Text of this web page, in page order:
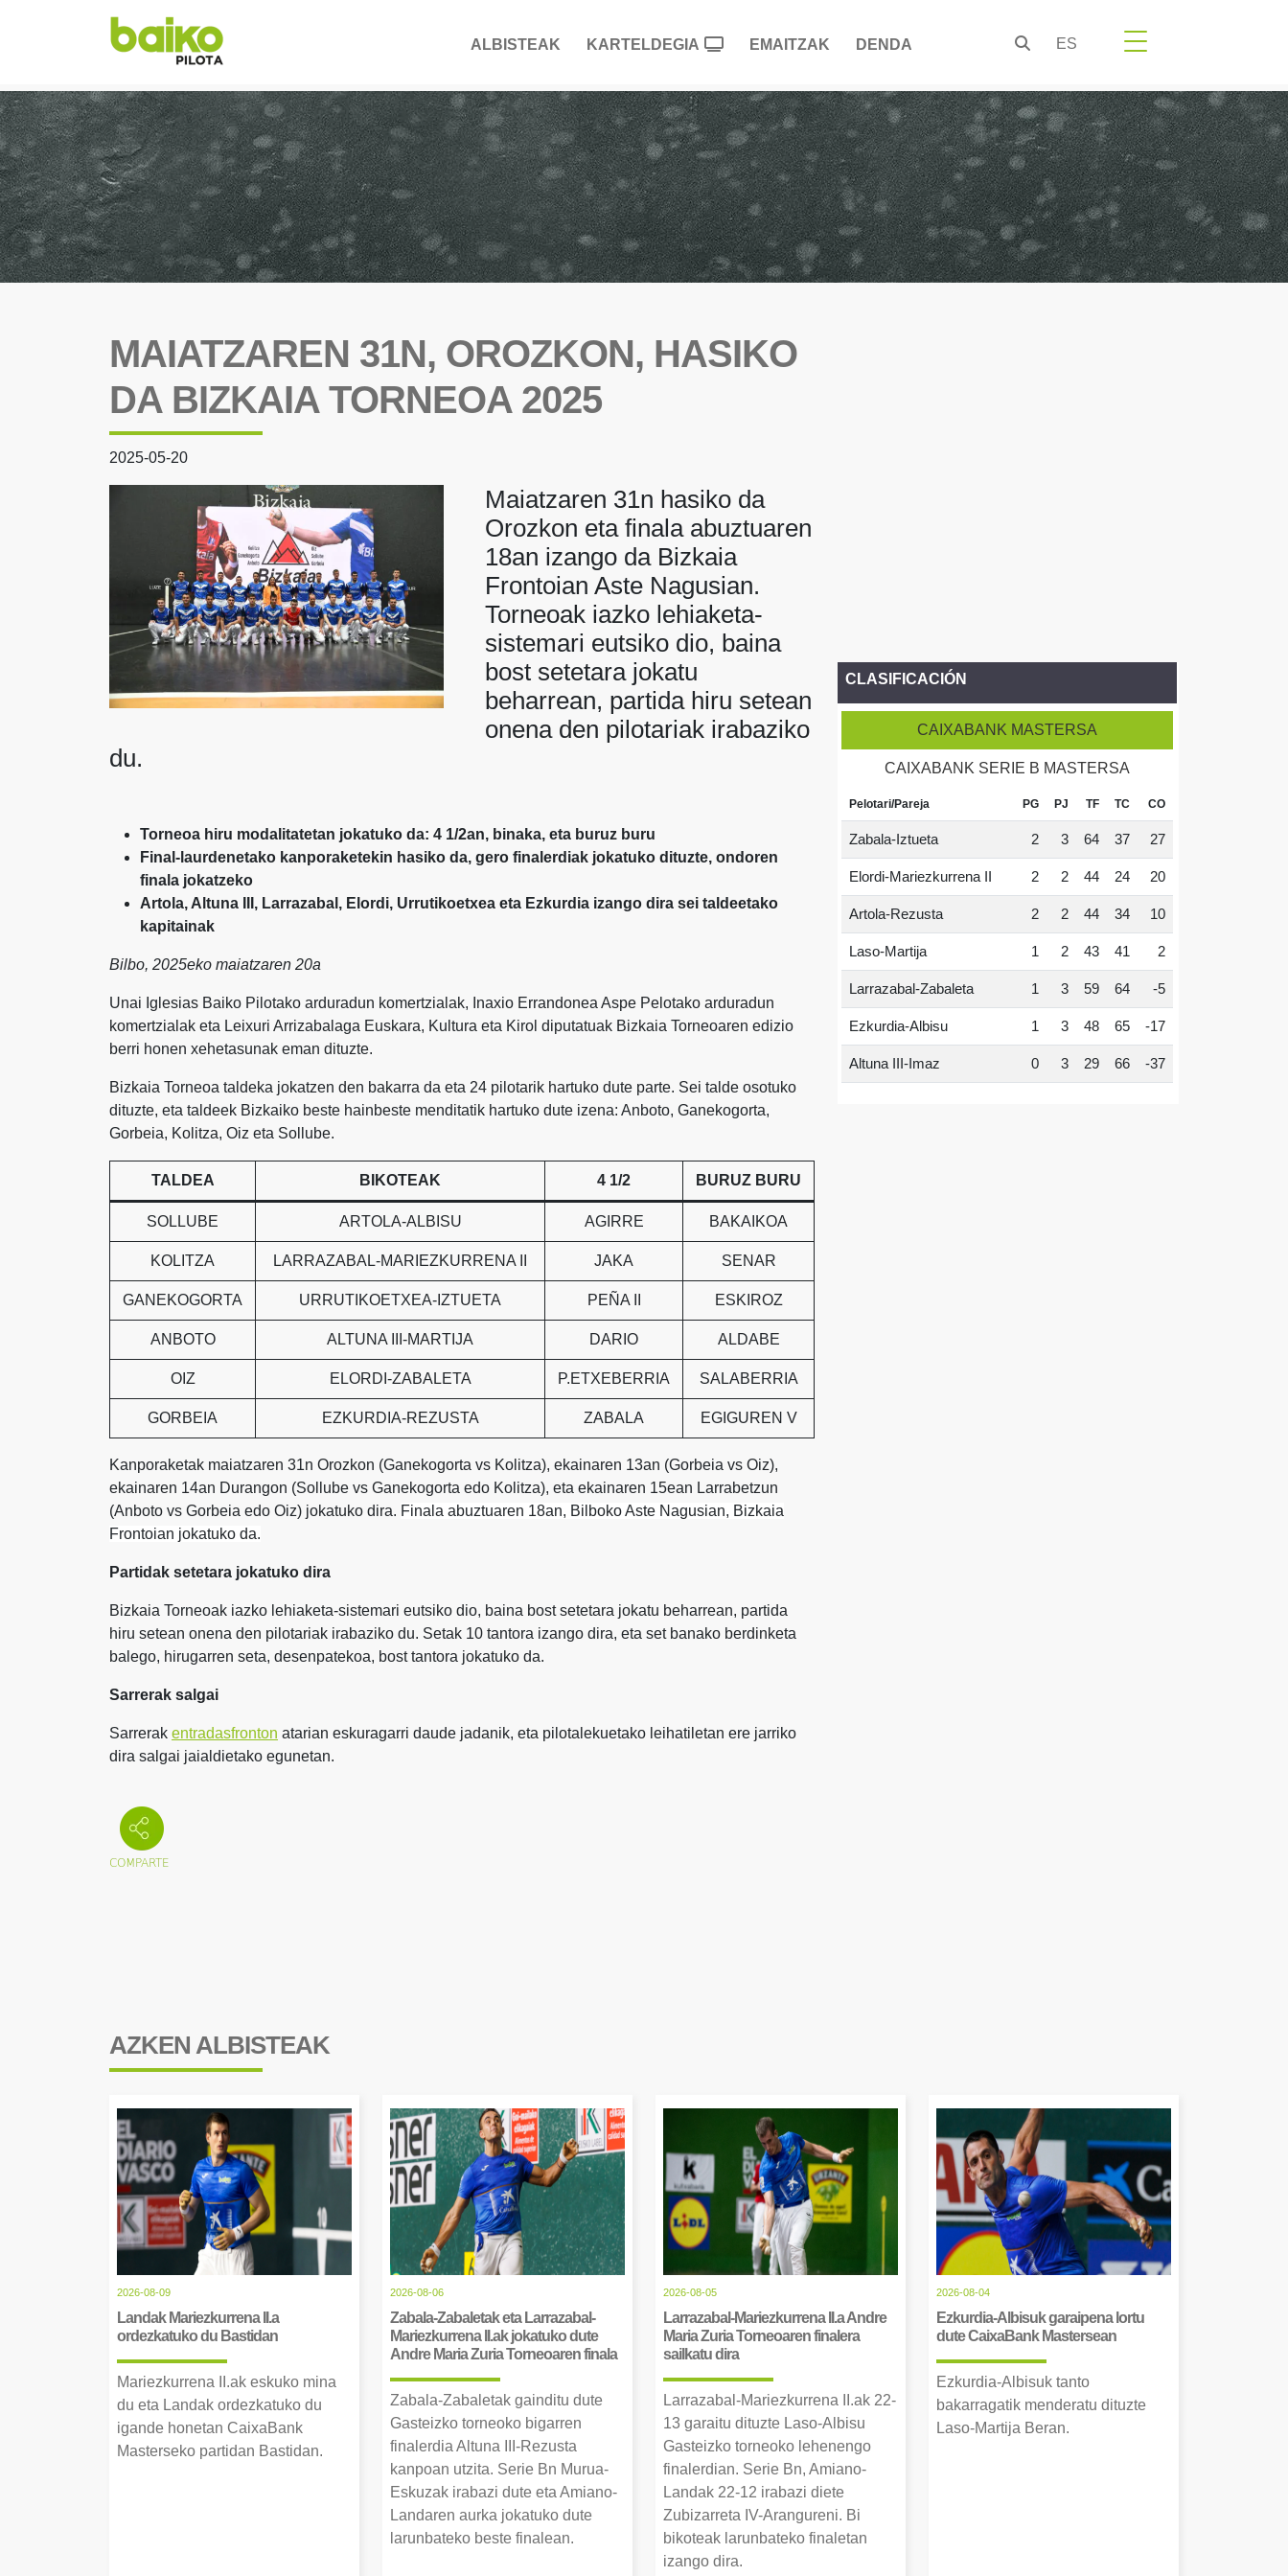
ALBISTEAK KARTELDEGIA EMAITZAK DENDA ES
MAIATZAREN 31N, OROZKON, HASIKO
DA BIZKAIA TORNEOA 2025
2025-05-20
Maiatzaren 31n hasiko da
Orozkon eta finala abuztuaren
18an izango da Bizkaia
Frontoian Aste Nagusian.
Torneoak iazko lehiaketa-
sistemari eutsiko dio, baina
bost setetara jokatu
beharrean, partida hiru setean
onena den pilotariak irabaziko
du.
Torneoa hiru modalitatetan jokatuko da: 4 1/2an, binaka, eta buruz buru
Final-laurdenetako kanporaketekin hasiko da, gero finalerdiak jokatuko dituzte, ondoren
finala jokatzeko
Artola, Altuna III, Larrazabal, Elordi, Urrutikoetxea eta Ezkurdia izango dira sei taldeetako
kapitainak
Bilbo, 2025eko maiatzaren 20a
Unai Iglesias Baiko Pilotako arduradun komertzialak, Inaxio Errandonea Aspe Pelotako arduradun
komertzialak eta Leixuri Arrizabalaga Euskara, Kultura eta Kirol diputatuak Bizkaia Torneoaren edizio
berri honen xehetasunak eman dituzte.
Bizkaia Torneoa taldeka jokatzen den bakarra da eta 24 pilotarik hartuko dute parte. Sei talde osotuko
dituzte, eta taldeek Bizkaiko beste hainbeste menditatik hartuko dute izena: Anboto, Ganekogorta,
Gorbeia, Kolitza, Oiz eta Sollube.
TALDEA BIKOTEAK 4 1/2 BURUZ BURU
SOLLUBE ARTOLA-ALBISU AGIRRE BAKAIKOA
KOLITZA LARRAZABAL-MARIEZKURRENA II JAKA SENAR
GANEKOGORTA URRUTIKOETXEA-IZTUETA PEÑA II ESKIROZ
ANBOTO ALTUNA III-MARTIJA DARIO ALDABE
OIZ ELORDI-ZABALETA P.ETXEBERRIA SALABERRIA
GORBEIA EZKURDIA-REZUSTA ZABALA EGIGUREN V
Kanporaketak maiatzaren 31n Orozkon (Ganekogorta vs Kolitza), ekainaren 13an (Gorbeia vs Oiz),
ekainaren 14an Durangon (Sollube vs Ganekogorta edo Kolitza), eta ekainaren 15ean Larrabetzun
(Anboto vs Gorbeia edo Oiz) jokatuko dira. Finala abuztuaren 18an, Bilboko Aste Nagusian, Bizkaia
Frontoian jokatuko da.
Partidak setetara jokatuko dira
Bizkaia Torneoak iazko lehiaketa-sistemari eutsiko dio, baina bost setetara jokatu beharrean, partida
hiru setean onena den pilotariak irabaziko du. Setak 10 tantora izango dira, eta set banako berdinketa
balego, hirugarren seta, desenpatekoa, bost tantora jokatuko da.
Sarrerak salgai
Sarrerak entradasfronton atarian eskuragarri daude jadanik, eta pilotalekuetako leihatiletan ere jarriko
dira salgai jaialdietako egunetan.
CLASIFICACIÓN
CAIXABANK MASTERSA
CAIXABANK SERIE B MASTERSA
Pelotari/Pareja PG PJ TF TC CO
Zabala-Iztueta 2 3 64 37 27
Elordi-Mariezkurrena II 2 2 44 24 20
Artola-Rezusta 2 2 44 34 10
Laso-Martija 1 2 43 41 2
Larrazabal-Zabaleta 1 3 59 64 -5
Ezkurdia-Albisu 1 3 48 65 -17
Altuna III-Imaz 0 3 29 66 -37
AZKEN ALBISTEAK
2026-08-09
Landak Mariezkurrena II.a
ordezkatuko du Bastidan
Mariezkurrena II.ak eskuko mina
du eta Landak ordezkatuko du
igande honetan CaixaBank
Masterseko partidan Bastidan.
2026-08-06
Zabala-Zabaletak eta Larrazabal-
Mariezkurrena II.ak jokatuko dute
Andre Maria Zuria Torneoaren finala
Zabala-Zabaletak gainditu dute
Gasteizko torneoko bigarren
finalerdia Altuna III-Rezusta
kanpoan utzita. Serie Bn Murua-
Eskuzak irabazi dute eta Amiano-
Landaren aurka jokatuko dute
larunbateko beste finalean.
2026-08-05
Larrazabal-Mariezkurrena II.a Andre
Maria Zuria Torneoaren finalera
sailkatu dira
Larrazabal-Mariezkurrena II.ak 22-
13 garaitu dituzte Laso-Albisu
Gasteizko torneoko lehenengo
finalerdian. Serie Bn, Amiano-
Landak 22-12 irabazi diete
Zubizarreta IV-Arangureni. Bi
bikoteak larunbateko finaletan
izango dira.
2026-08-04
Ezkurdia-Albisuk garaipena lortu
dute CaixaBank Mastersean
Ezkurdia-Albisuk tanto
bakarragatik menderatu dituzte
Laso-Martija Beran.